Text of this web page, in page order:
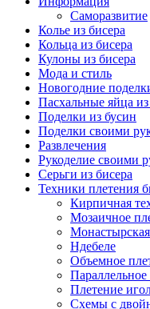
Саморазвитие
Колье из бисера
Кольца из бисера
Кулоны из бисера
Мода и стиль
Новогодние
Пасхальные яйца из
Поделки из бусин
Поделки своими
Развлечения
Рукоделие своими
Серьги из бисера
Техники плетения
Кирпичная
Мозаичное
Ндебеле
Объемное
Плетение
Схемы с